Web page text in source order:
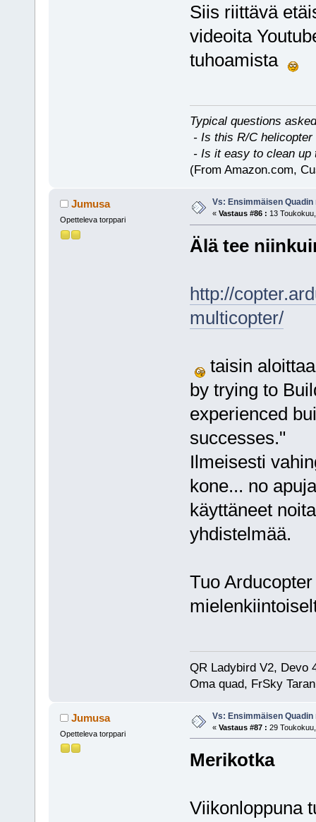
Siis riittävä
videoita
tuhoamista
Typical questions
- Is this R/C helicopter
- Is it easy to clean up
(From Amazon.com,
Jumusa
Opetteleva torppari
Vs: Ensimmäisen
« Vastaus #86 : 13
Älä tee
http://
multicopter/
taisin
by trying to
experienced
successes."
Ilmeisesti
kone... no
käyttäneet
yhdistelmää.
Tuo
QR Ladybird V2, Devo
Oma quad, FrSky
Jumusa
Opetteleva torppari
Vs: Ensimmäisen
« Vastaus #87 : 29
Merikotka
Viikonloppuna